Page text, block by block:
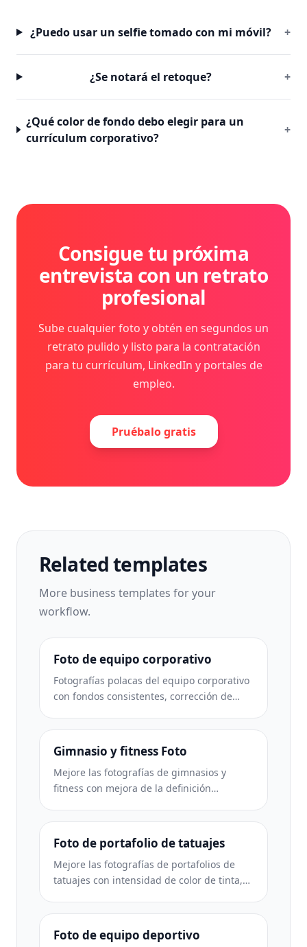
¿Puedo usar un selfie tomado con mi móvil? +
¿Se notará el retoque? +
¿Qué color de fondo debo elegir para un
currículum corporativo?
+
Consigue tu próxima
entrevista con un retrato
profesional
Sube cualquier foto y obtén en segundos un
retrato pulido y listo para la contratación
para tu currículum, LinkedIn y portales de
empleo.
Pruébalo gratis
Related templates
More business templates for your
workflow.
Foto de equipo corporativo
Fotografías polacas del equipo corporativo
con fondos consistentes, corrección de
color apropiada para la marca y calidad de
imagen uniforme en todo el equipo.
Gimnasio y fitness Foto
Mejore las fotografías de gimnasios y
fitness con mejora de la definición
dinámica, limpieza de fondo y gradación
de colores atléticos de alto contraste.
Foto de portafolio de tatuajes
Mejore las fotografías de portafolios de
tatuajes con intensidad de color de tinta,
enrojecimiento de la piel y fondos limpios
para portafolios de artistas e Instagram.
Foto de equipo deportivo